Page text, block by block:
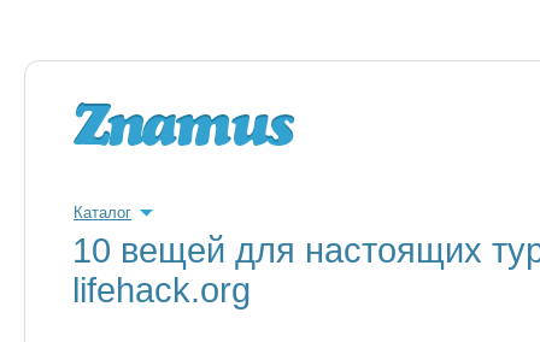
Каталог
10 вещей для настоящих
lifehack.org